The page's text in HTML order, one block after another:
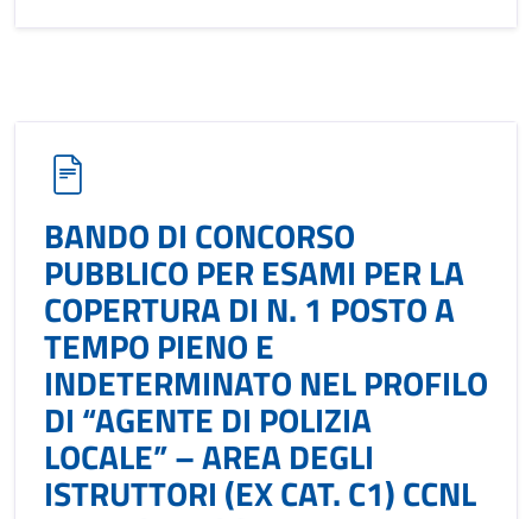
BANDO DI CONCORSO
PUBBLICO PER ESAMI PER LA
COPERTURA DI N. 1 POSTO A
TEMPO PIENO E
INDETERMINATO NEL PROFILO
DI “AGENTE DI POLIZIA
LOCALE” – AREA DEGLI
ISTRUTTORI (EX CAT. C1) CCNL